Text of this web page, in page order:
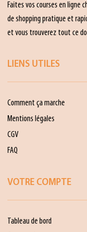
Faites vos courses en ligne
de shopping pratique et
et vous trouverez tout ce
LIENS UTILES
Comment ça marche
Mentions légales
CGV
FAQ
VOTRE COMPTE
Tableau de bord